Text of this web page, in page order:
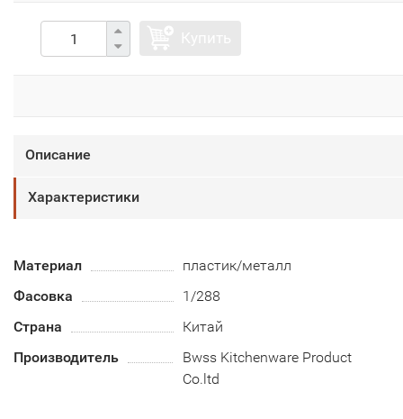
Описание
Характеристики
Материал
пластик/металл
Фасовка
1/288
Страна
Китай
Производитель
Bwss Kitchenware Product
Co.ltd